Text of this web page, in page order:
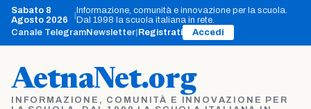
Vai
contenuto
Sabato 8
Agosto 2026
Informazione, comunità e innovazione per la scuola.
Dal 1998 la scuola italiana in rete.
Canale TelegramNewsletter Registrati Accedi
AetnaNet.org
INFORMAZIONE, COMUNITÀ E INNOVAZIONE PER